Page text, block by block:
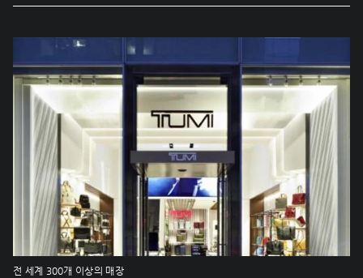
전 세계 300개 이상의 매장